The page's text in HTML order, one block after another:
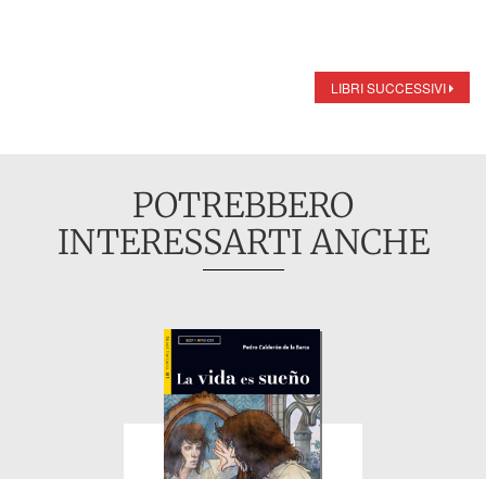
Don Quijote de La
Mancha
LIBRI SUCCESSIVI
POTREBBERO
INTERESSARTI ANCHE